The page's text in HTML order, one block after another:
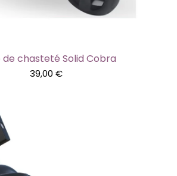
de chasteté Solid Cobra
39,00 €